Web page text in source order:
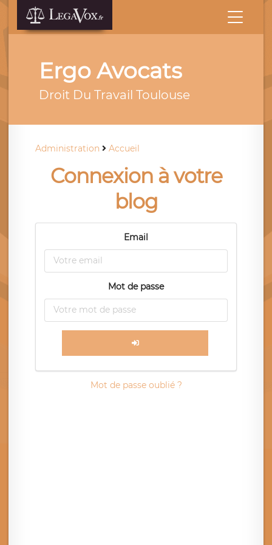
Ergo Avocats
Droit Du Travail Toulouse
Administration Accueil
Connexion à votre
blog
Email
Mot de passe
Mot de passe oublié ?